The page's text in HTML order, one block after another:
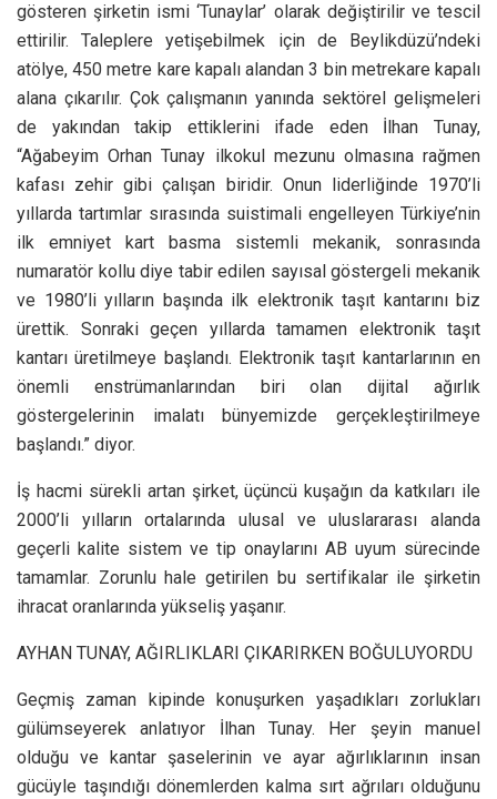
gösteren şirketin ismi ‘Tunaylar’ olarak değiştirilir ve tescil
ettirilir. Taleplere yetişebilmek için de Beylikdüzü’ndeki
atölye, 450 metre kare kapalı alandan 3 bin metrekare kapalı
alana çıkarılır. Çok çalışmanın yanında sektörel gelişmeleri
de yakından takip ettiklerini ifade eden İlhan Tunay,
“Ağabeyim Orhan Tunay ilkokul mezunu olmasına rağmen
kafası zehir gibi çalışan biridir. Onun liderliğinde 1970’li
yıllarda tartımlar sırasında suistimali engelleyen Türkiye’nin
ilk emniyet kart basma sistemli mekanik, sonrasında
numaratör kollu diye tabir edilen sayısal göstergeli mekanik
ve 1980’li yılların başında ilk elektronik taşıt kantarını biz
ürettik. Sonraki geçen yıllarda tamamen elektronik taşıt
kantarı üretilmeye başlandı. Elektronik taşıt kantarlarının en
önemli enstrümanlarından biri olan dijital ağırlık
göstergelerinin imalatı bünyemizde gerçekleştirilmeye
başlandı.” diyor.
İş hacmi sürekli artan şirket, üçüncü kuşağın da katkıları ile
2000’li yılların ortalarında ulusal ve uluslararası alanda
geçerli kalite sistem ve tip onaylarını AB uyum sürecinde
tamamlar. Zorunlu hale getirilen bu sertifikalar ile şirketin
ihracat oranlarında yükseliş yaşanır.
AYHAN TUNAY, AĞIRLIKLARI ÇIKARIRKEN BOĞULUYORDU
Geçmiş zaman kipinde konuşurken yaşadıkları zorlukları
gülümseyerek anlatıyor İlhan Tunay. Her şeyin manuel
olduğu ve kantar şaselerinin ve ayar ağırlıklarının insan
gücüyle taşındığı dönemlerden kalma sırt ağrıları olduğunu